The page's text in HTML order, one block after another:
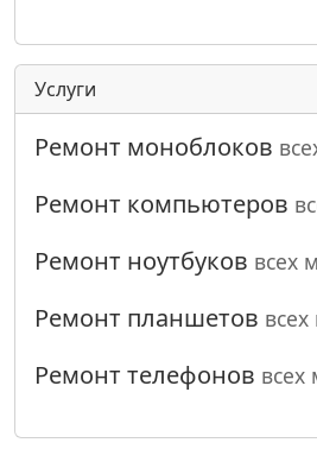
Услуги
Ремонт моноблоков
Ремонт компьютеров
Ремонт ноутбуков всех
Ремонт планшетов
Ремонт телефонов всех